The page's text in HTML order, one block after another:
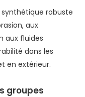
robuste
aux
aux fluides
dans les
en extérieur.
groupes